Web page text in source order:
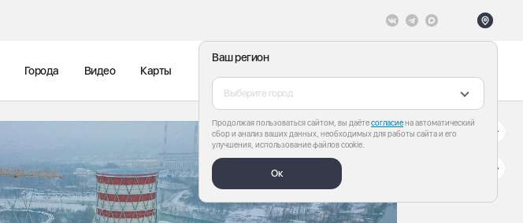
Ваш регион
Выберите город
Продолжая пользоваться сайтом, вы даётесогласиена автоматический
сбор и анализ ваших данных, необходимых для работы сайта и его
улучшения, использование файлов cookie.
Ок
Города Видео Карты